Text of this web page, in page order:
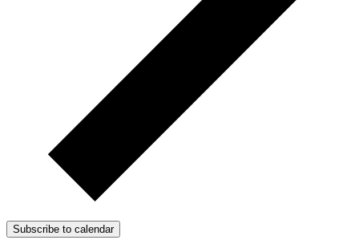
Subscribe to calendar